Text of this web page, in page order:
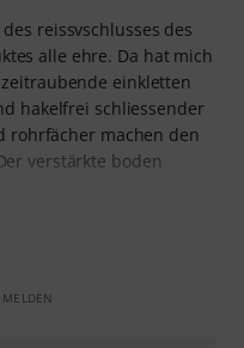
reissvschlusses des
alle ehre. Da hat mich
einkletten
hakelfrei schliessender
rohrfächer machen den
verstärkte boden